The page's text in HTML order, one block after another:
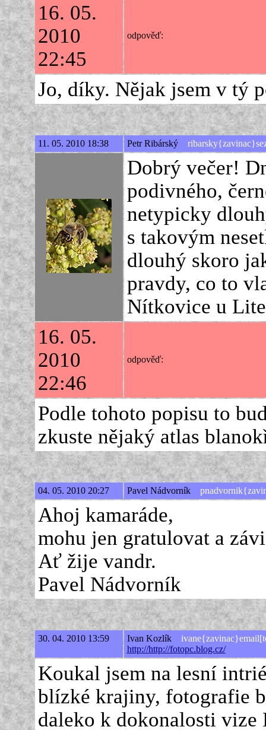
16. 05.
2010
22:45
odpověď:
Jo, díky. Nějak jsem v tý
11. 05. 2010 18:38 Petr Ribárský
Dobrý večer!
podivného,
netypicky
s takovým
dlouhý skoro
pravdy, co to
Nítkovice u
16. 05.
2010
22:46
odpověď:
Podle tohoto popisu to
zkuste nějaký atlas
04. 05. 2010 20:27 Pavel Nádvorník
Ahoj kamaráde,
mohu jen gratulovat a
Ať žije vandr.
Pavel Nádvorník
30. 04. 2010 13:59 Ivan Kozlík
http://http://fotopc.blog.cz/
Koukal jsem na lesní
blízké krajiny, fotografie
daleko k dokonalosti